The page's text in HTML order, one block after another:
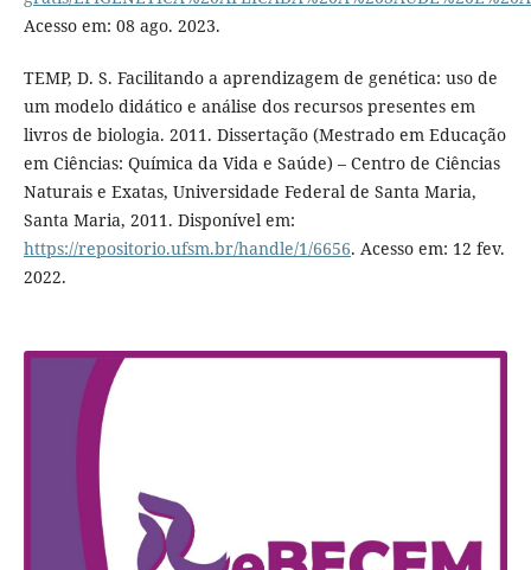
Acesso em: 08 ago. 2023.
TEMP, D. S. Facilitando a aprendizagem de genética: uso de
um modelo didático e análise dos recursos presentes em
livros de biologia. 2011. Dissertação (Mestrado em Educação
em Ciências: Química da Vida e Saúde) – Centro de Ciências
Naturais e Exatas, Universidade Federal de Santa Maria,
Santa Maria, 2011. Disponível em:
https://repositorio.ufsm.br/handle/1/6656. Acesso em: 12 fev.
2022.